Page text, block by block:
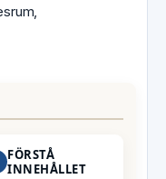
FÖRSTÅ
INNEHÅLLET